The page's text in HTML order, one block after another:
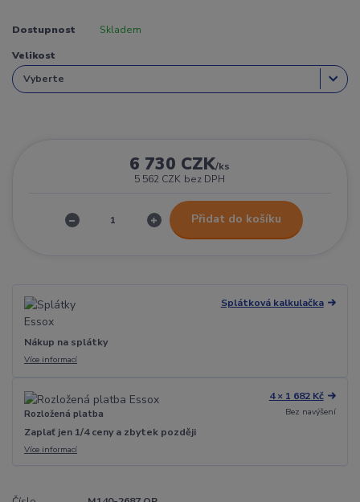
Dostupnost Skladem
Velikost
6 730 CZK/ks
5 562 CZK bez DPH
Přidat do košíku
Splátková kalkulačka
Nákup na splátky
Více informací
Rozložená platba
4 × 1 682 Kč
Bez navýšení
Zaplať jen 1/4 ceny a zbytek později
Více informací